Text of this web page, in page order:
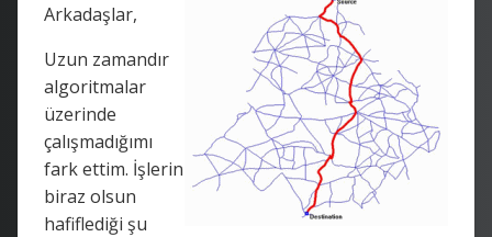
Arkadaşlar,
Uzun zamandır
algoritmalar
üzerinde
çalışmadığımı
fark ettim. İşlerin
biraz olsun
hafiflediği şu